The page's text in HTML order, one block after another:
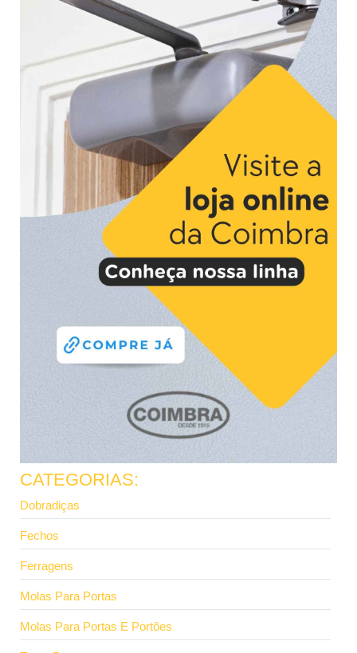
CATEGORIAS:
Dobradiças
Fechos
Ferragens
Molas Para Portas
Molas Para Portas E Portões